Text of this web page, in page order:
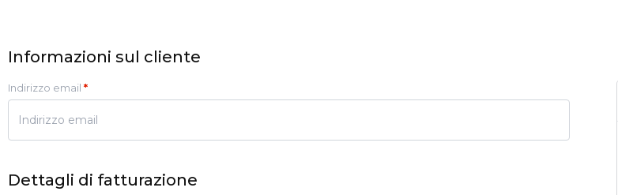
Informazioni sul cliente
Indirizzo email *
Dettagli di fatturazione